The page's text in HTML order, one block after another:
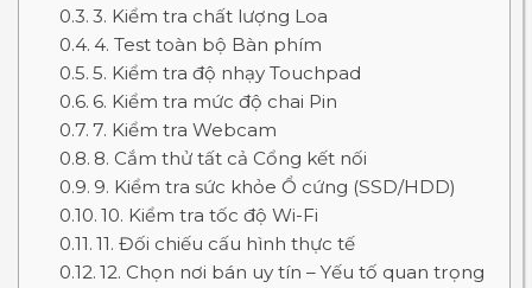
3. Kiểm tra chất lượng Loa
4. Test toàn bộ Bàn phím
5. Kiểm tra độ nhạy Touchpad
6. Kiểm tra mức độ chai Pin
7. Kiểm tra Webcam
8. Cắm thử tất cả Cổng kết nối
9. Kiểm tra sức khỏe Ổ cứng (SSD/HDD)
10. Kiểm tra tốc độ Wi-Fi
11. Đối chiếu cấu hình thực tế
12. Chọn nơi bán uy tín – Yếu tố quan trọng